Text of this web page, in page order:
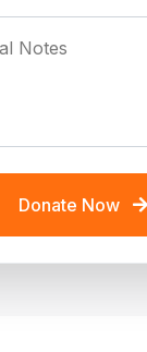
Notes
Donate Now